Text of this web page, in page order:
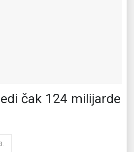
čak 124 milijarde